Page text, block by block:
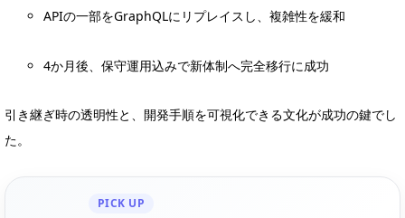
APIの一部をGraphQLにリプレイスし、複雑性を緩和
4か月後、保守運用込みで新体制へ完全移行に成功
引き継ぎ時の透明性と、開発手順を可視化できる文化が成功の鍵でし
た。
PICK UP